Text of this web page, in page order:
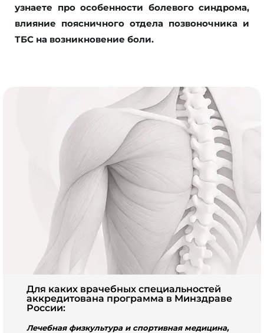
узнаете про особенности болевого синдрома,
влияние поясничного отдела позвоночника и
ТБС на возникновение боли.
Для каких врачебных специальностей
аккредитована программа в Минздраве
России:
Лечебная физкультура и спортивная медицина,